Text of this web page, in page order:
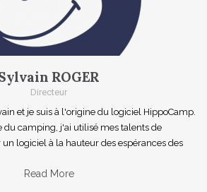
ROGER
Directeur
et je suis à l'origine du logiciel HippoCamp.
du camping, j'ai utilisé mes talents de
logiciel à la hauteur des espérances des
Read More